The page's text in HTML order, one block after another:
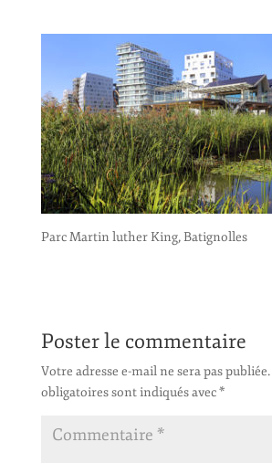
Parc Martin luther King, Batignolles
Poster le commentaire
Votre adresse e-mail ne sera pas publiée.
obligatoires sont indiqués avec*